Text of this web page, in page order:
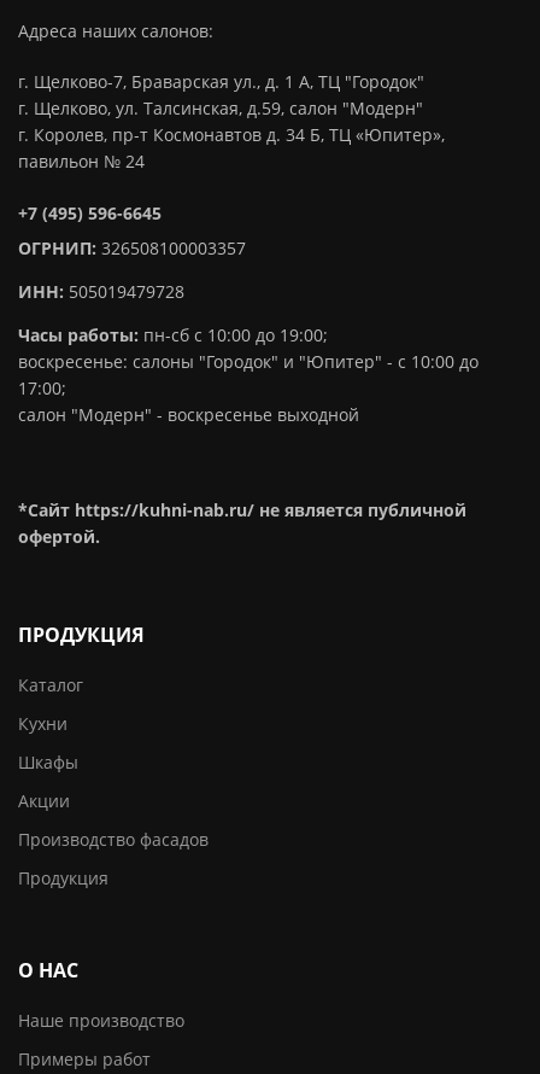
Адреса наших салонов:
г. Щелково-7, Браварская ул., д. 1 А, ТЦ "Городок"
г. Щелково, ул. Талсинская, д.59, салон "Модерн"
г. Королев, пр-т Космонавтов д. 34 Б, ТЦ «Юпитер»,
павильон № 24
+7 (495) 596-6645
ОГРНИП: 326508100003357
ИНН: 505019479728
Часы работы: пн-сб с 10:00 до 19:00;
воскресенье: салоны "Городок" и "Юпитер" - с 10:00 до
17:00;
салон "Модерн" - воскресенье выходной
*Сайт https://kuhni-nab.ru/ не является публичной
офертой.
ПРОДУКЦИЯ
Каталог
Кухни
Шкафы
Акции
Производство фасадов
Продукция
О НАС
Наше производство
Примеры работ